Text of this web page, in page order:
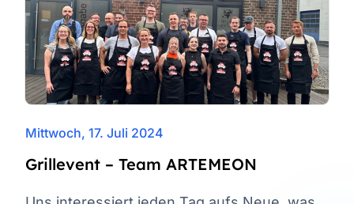
Mittwoch, 17. Juli 2024
Grillevent – Team ARTEMEON